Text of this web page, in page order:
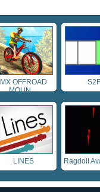
MX OFFROAD
MOUN ...
S2F
LINES Ragdoll